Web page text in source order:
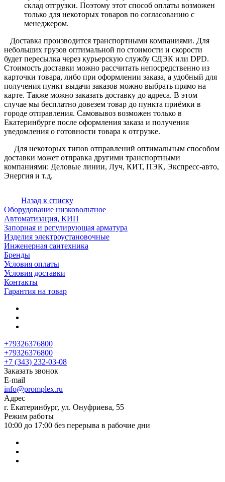
склад отгрузки. Поэтому этот способ оплаты возможен
только для некоторых товаров по согласованию с
менеджером.
Доставка производится транспортными компаниями. Для
небольших грузов оптимальной по стоимости и скорости
будет пересылка через курьерскую службу СДЭК или DPD.
Стоимость доставки можно рассчитать непосредственно из
карточки товара, либо при оформлении заказа, а удобный для
получения пункт выдачи заказов можно выбрать прямо на
карте. Также можно заказать доставку до адреса. В этом
случае мы бесплатно довезем товар до пункта приёмки в
городе отправления. Самовывоз возможен только в
Екатеринбурге после оформления заказа и получения
уведомления о готовности товара к отгрузке.
Для некоторых типов отправлений оптимальным способом
доставки может отправка другими транспортными
компаниями: Деловые линии, Луч, КИТ, ПЭК, Экспресс-авто,
Энергия и т.д.
Назад к списку
Оборудование низковольтное
Автоматизация, КИП
Запорная и регулирующая арматура
Изделия электроустановочные
Инженерная сантехника
Бренды
Условия оплаты
Условия доставки
Контакты
Гарантия на товар
+79326376800
+79326376800
+7 (343) 232-03-08
Заказать звонок
E-mail
info@promplex.ru
Адрес
г. Екатеринбург, ул. Онуфриева, 55
Режим работы
10:00 до 17:00 без перерыва в рабочие дни